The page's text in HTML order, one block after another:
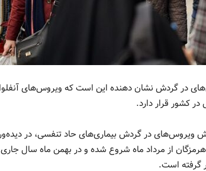
در گردش نشان دهنده این است که ویروس‌های
کشور قرار دارد.
ویروس‌های در گردش بیماری‌های حاد تنفسی، در